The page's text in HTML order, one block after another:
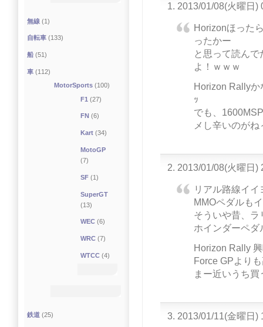
2013/01/08(火曜日)
Horizonほった
ったかー
と思って読ん
よ！ｗｗｗ
Horizon Rallyか
ｯ
でも、
メし辛いのがね
2013/01/08(火曜日)
リアル路線イイ
MMOペダルも
そういや昔、ラ
ホインダーペダ
Horizon Rally
Force GPより
まー近いうち
2013/01/11(金曜日)
無線 (1)
自転車 (133)
船 (51)
車 (112)
MotorSports(100)
F1 (27)
FN (6)
Kart (34)
MotoGP
(7)
SF (1)
SuperGT
(13)
WEC (6)
WRC (7)
WTCC (4)
鉄道 (25)